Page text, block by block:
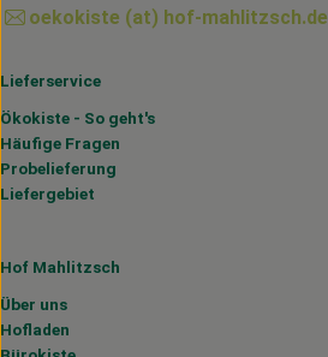
oekokiste (at) hof-mahlitzsch.de
Lieferservice
Ökokiste - So geht's
Häufige Fragen
Probelieferung
Liefergebiet
Hof Mahlitzsch
Über uns
Hofladen